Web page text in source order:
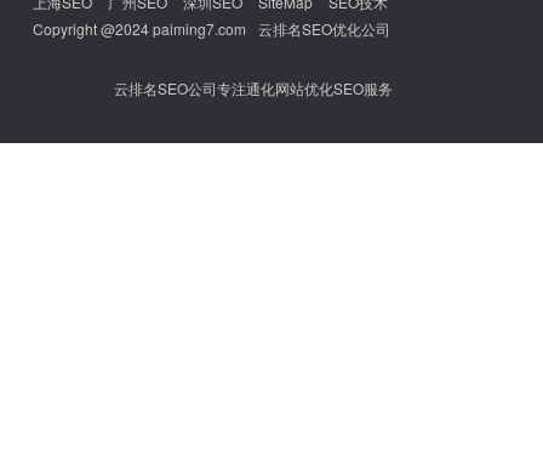
Copyright @2024 paiming7.com
云排名SEO优化公司
云排名SEO公司专注通化网站优化SEO服务